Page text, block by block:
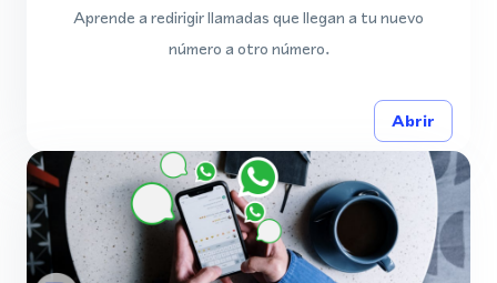
Aprende a redirigir llamadas que llegan a tu nuevo
número a otro número.
Abrir